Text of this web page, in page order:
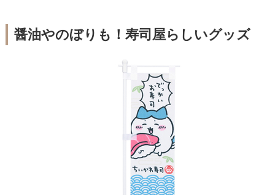
醤油やのぼりも！寿司屋らしいグッズ